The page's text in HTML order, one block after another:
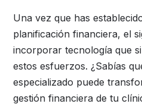
Una vez que has
planificación financiera, el
incorporar tecnología que
estos esfuerzos. ¿Sabías
especializado puede
gestión financiera de tu